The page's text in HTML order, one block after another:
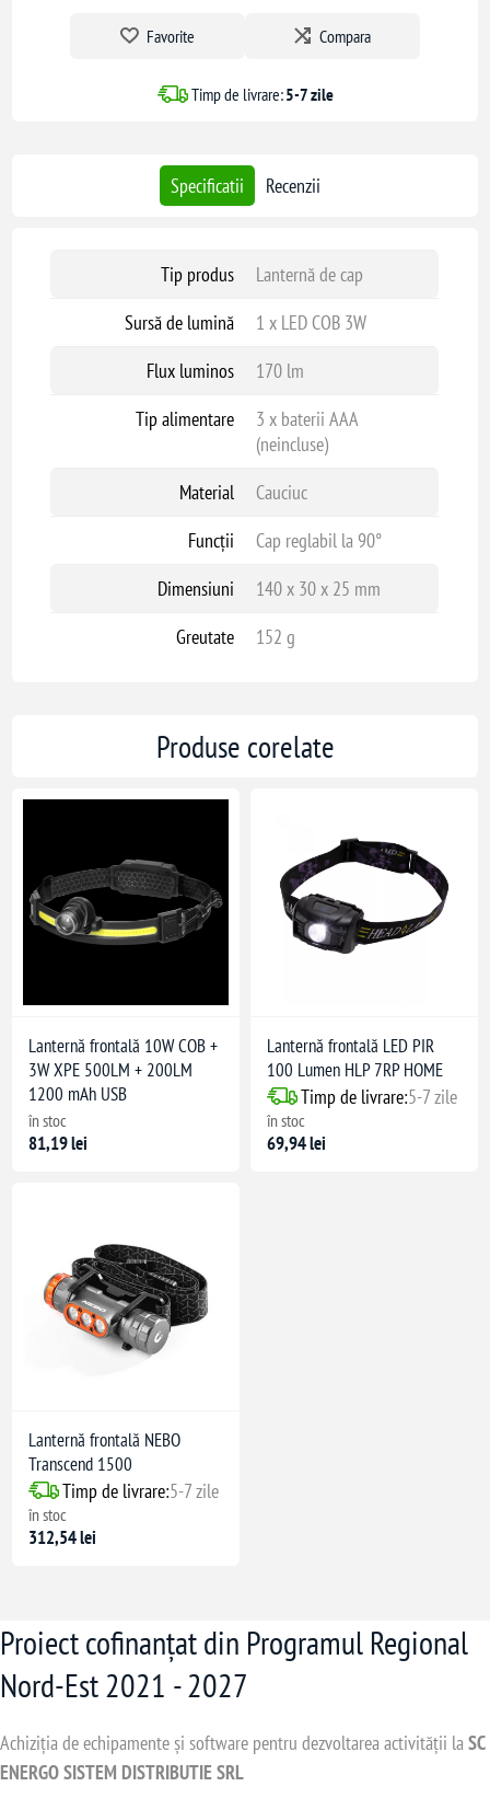
Favorite Compara
Timp de livrare:5-7 zile
Specificatii Recenzii
Tip produs
Lanternă de cap
Sursă de lumină
1 x LED COB 3W
Flux luminos
170 lm
Tip alimentare
3 x baterii AAA
(neincluse)
Material
Cauciuc
Funcții
Cap reglabil la 90°
Dimensiuni
140 x 30 x 25 mm
Greutate
152 g
Produse corelate
Lanternă frontală 10W COB +
3W XPE 500LM + 200LM
1200 mAh USB
în stoc
81,19 lei
Lanternă frontală LED PIR
100 Lumen HLP 7RP HOME
Timp de livrare:5-7 zile
în stoc
69,94 lei
Lanternă frontală NEBO
Transcend 1500
Timp de livrare:5-7 zile
în stoc
312,54 lei
Proiect cofinanțat din Programul Regional
Nord-Est 2021 - 2027
Achiziția de echipamente și software pentru dezvoltarea activității la SC
ENERGO SISTEM DISTRIBUTIE SRL